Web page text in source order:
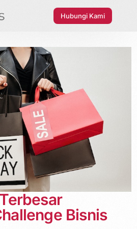
Hubungi Kami
Bisnis